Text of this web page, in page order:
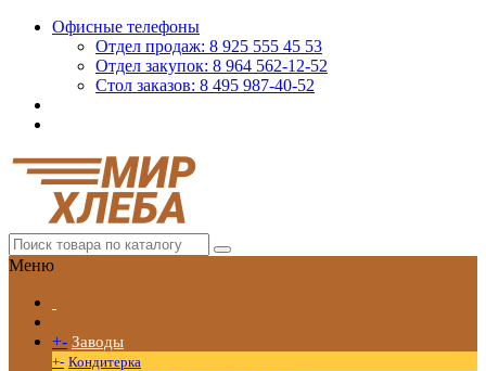
Офисные телефоны
Отдел продаж: 8 925 555 45 53
Отдел закупок: 8 964 562-12-52
Стол заказов: 8 495 987-40-52
Меню
+- Заводы
+- Кондитерка